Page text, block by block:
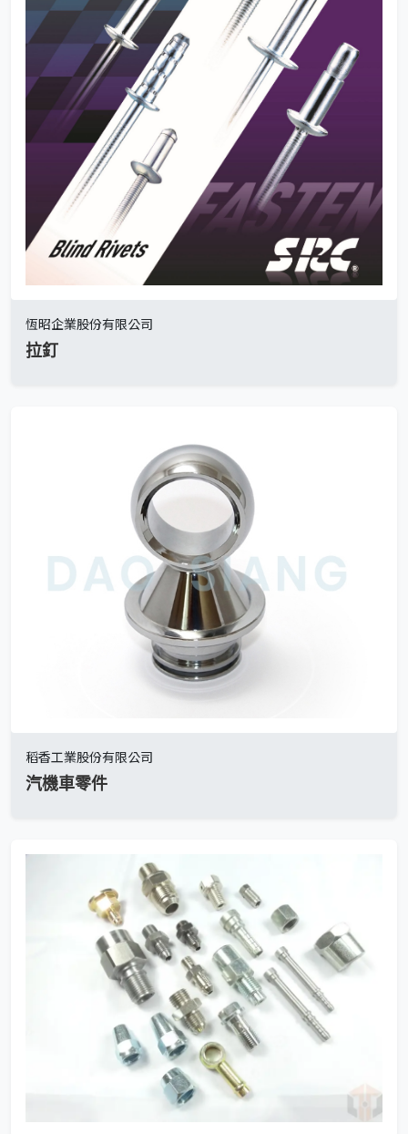
恆昭企業股份有限公司
拉釘
稻香工業股份有限公司
汽機車零件